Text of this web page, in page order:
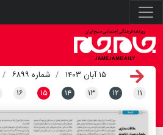
۱۵ آبان ۱۴۰۳ شماره ۶۸۹۹
۱۱ ۱۲ ۱۳ ۱۴ ۱۵ ۱۶